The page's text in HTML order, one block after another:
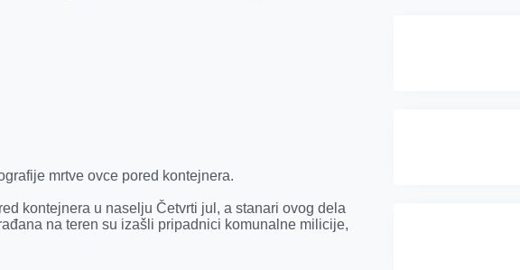
mrtve ovce pored kontejnera.
kontejnera u naselju Četvrti jul, a stanari ovog dela
na teren su izašli pripadnici komunalne milicije,